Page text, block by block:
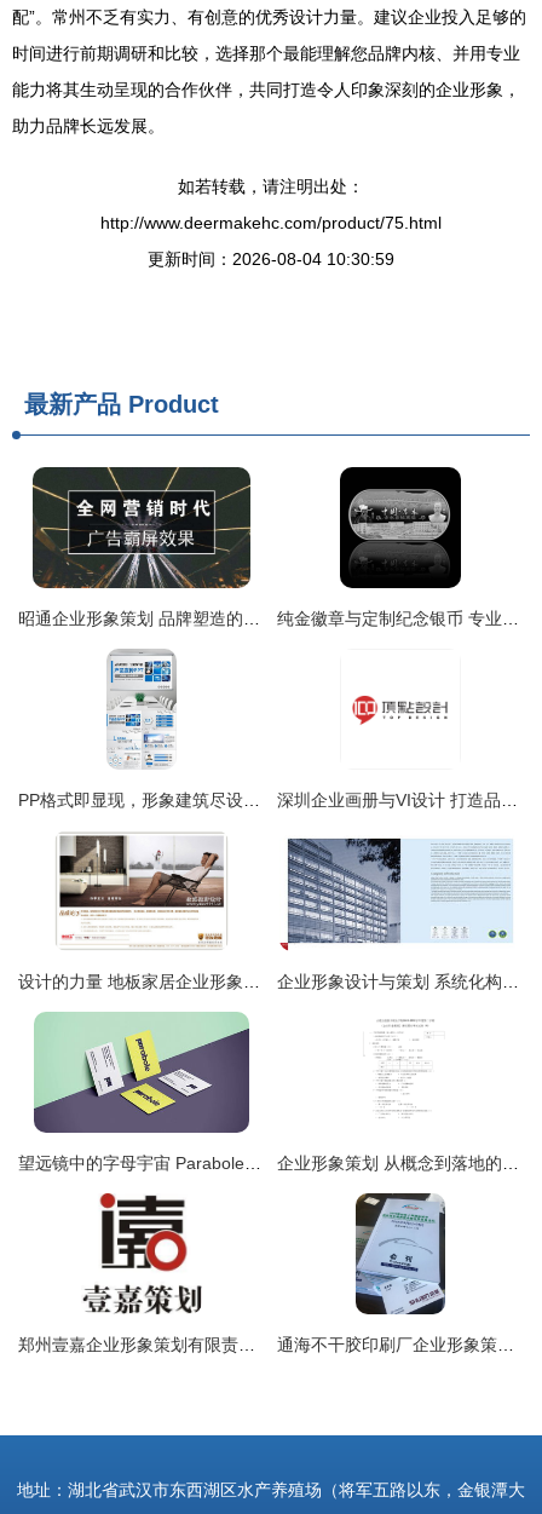
配”。常州不乏有实力、有创意的优秀设计力量。建议企业投入足够的
时间进行前期调研和比较，选择那个最能理解您品牌内核、并用专业
能力将其生动呈现的合作伙伴，共同打造令人印象深刻的企业形象，
助力品牌长远发展。
如若转载，请注明出处：
http://www.deermakehc.com/product/75.html
更新时间：2026-08-04 10:30:59
最新产品 Product
地址：湖北省武汉市东西湖区水产养殖场（将军五路以东，金银潭大